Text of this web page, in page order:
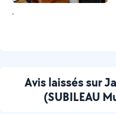
.
Avis laissés sur
(SUBILEAU